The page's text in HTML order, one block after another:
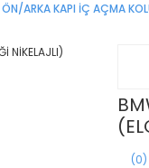
ARKA KAPI İÇ AÇMA